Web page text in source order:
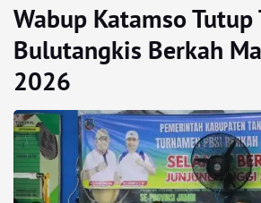
Wabup Katamso Tutup
Bulutangkis Berkah
2026